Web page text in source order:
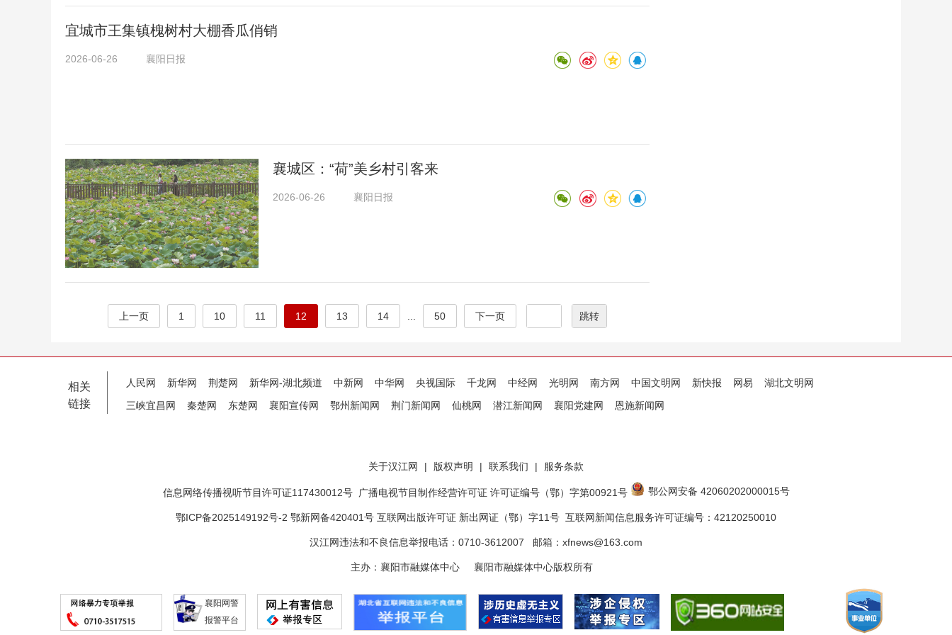
宜城市王集镇槐树村大棚香瓜俏销
2026-06-26 襄阳日报
襄城区：“荷”美乡村引客来
2026-06-26 襄阳日报
上一页 1 10 11 12 13 14 50 下一页 跳转
相关
链接
人民网 新华网 荆楚网 新华网-湖北频道 中新网 中华网 央视国际 千龙网 中经网 光明网 南方网 中国文明网 新快报 网易
湖北文明网
三峡宜昌网
秦楚网 东楚网 襄阳宣传网 鄂州新闻网 荆门新闻网 仙桃网 潜江新闻网 襄阳党建网 恩施新闻网
关于汉江网 | 版权声明 | 联系我们 | 服务条款
信息网络传播视听节目许可证117430012号 广播电视节目制作经营许可证 许可证编号（鄂）字第00921号 鄂公网安备 42060202000015号
鄂ICP备2025149192号-2 鄂新网备420401号 互联网出版许可证 新出网证（鄂）字11号 互联网新闻信息服务许可证编号：42120250010
汉江网违法和不良信息举报电话：0710-3612007 邮箱：xfnews@163.com
主办：襄阳市融媒体中心 襄阳市融媒体中心版权所有
襄阳网警
报警平台